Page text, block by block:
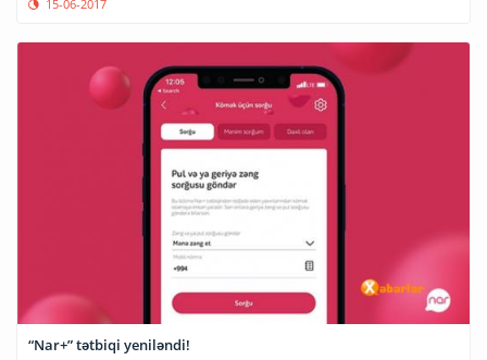
15-06-2017
“Nar+” tətbiqi yeniləndi!